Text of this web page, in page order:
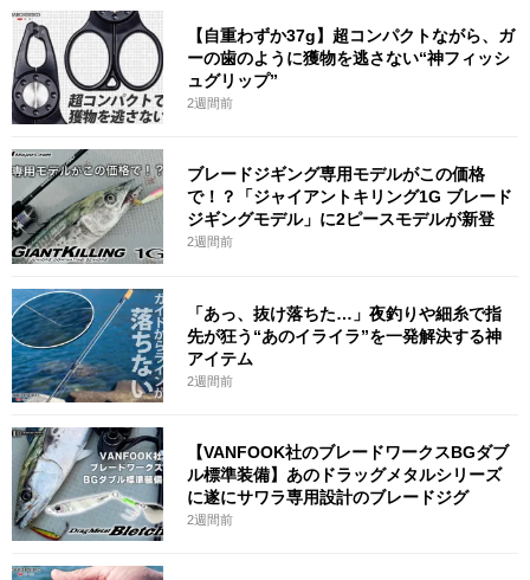
【自重わずか37g】超コンパクトながら、ガ
ーの歯のように獲物を逃さない“神フィッシ
ュグリップ”
2週間前
ブレードジギング専用モデルがこの価格
で！？「ジャイアントキリング1G ブレード
ジギングモデル」に2ピースモデルが新登
2週間前
「あっ、抜け落ちた…」夜釣りや細糸で指
先が狂う“あのイライラ”を一発解決する神
アイテム
2週間前
【VANFOOK社のブレードワークスBGダブ
ル標準装備】あのドラッグメタルシリーズ
に遂にサワラ専用設計のブレードジグ
2週間前